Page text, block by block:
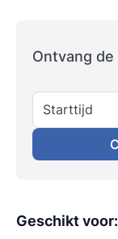
Ontvang de
Starttijd
Geschikt voor: